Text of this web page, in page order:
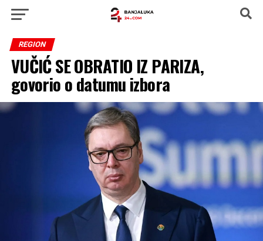
REGION
VUČIĆ SE OBRATIO IZ PARIZA,
govorio o datumu izbora